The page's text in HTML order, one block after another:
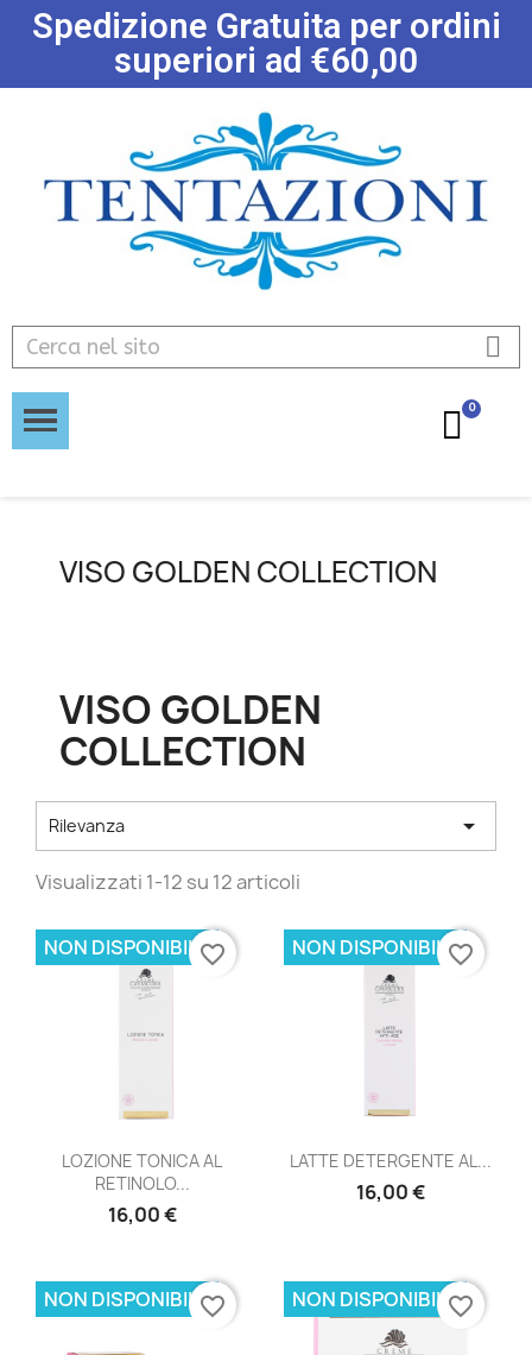
Spedizione Gratuita per ordini
superiori ad €60,00
VISO GOLDEN COLLECTION
VISO GOLDEN
COLLECTION
Rilevanza 
Visualizzati 1-12 su 12 articoli
LOZIONE TONICA AL
RETINOLO...
16,00 €
NON DISPONIBILEfavorite_border
LATTE DETERGENTE AL...
16,00 €
NON DISPONIBILEfavorite_border
NON DISPONIBILEfavorite_border NON DISPONIBILEfavorite_border